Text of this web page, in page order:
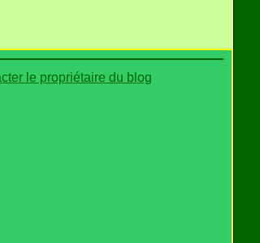
le propriétaire du blog